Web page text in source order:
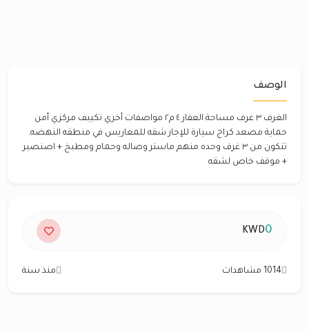
الوصف
الغرف ٣ غرف مساحة العقار ٤ م٢ مواصفات أخري تكييف مركزي أمن
حماية مصعد كراج سيارة للإجار شقه للمعاريس في منطقه النهضه.
تتكون من ٣ غرف وحده منهم ماستر وصاله وحمام ومطبخ + اصنصير
+ موقف خاص لشقه
0
KWD
1014 مشاهدات منذ سنة